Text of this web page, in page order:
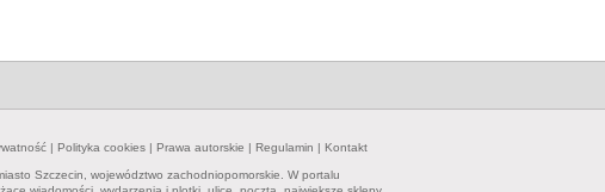
| Polityka cookies | Prawa autorskie | Regulamin | Kontakt
Szczecin, województwo zachodniopomorskie. W portalu